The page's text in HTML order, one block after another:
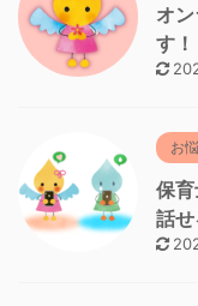
オ
す！
お
保
話